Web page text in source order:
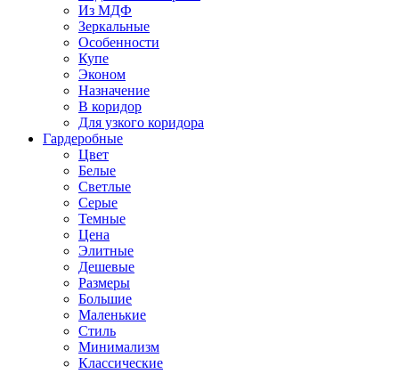
Из МДФ
Зеркальные
Особенности
Купе
Эконом
Назначение
В коридор
Для узкого коридора
Гардеробные
Цвет
Белые
Светлые
Серые
Темные
Цена
Элитные
Дешевые
Размеры
Большие
Маленькие
Стиль
Минимализм
Классические